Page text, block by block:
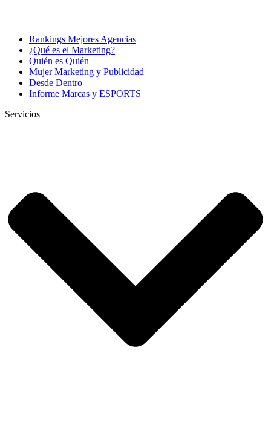
Rankings Mejores Agencias
¿Qué es el Marketing?
Quién es Quién
Mujer Marketing y Publicidad
Desde Dentro
Informe Marcas y ESPORTS
Servicios